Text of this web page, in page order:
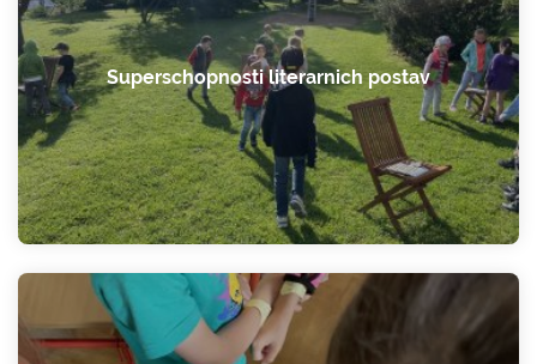
Superschopnosti literarnich postav